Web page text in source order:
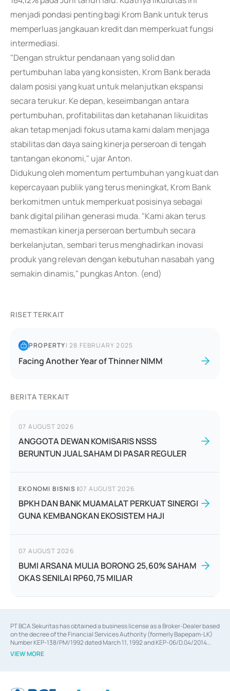
menjadi pondasi penting bagi Krom Bank untuk terus
memperluas jangkauan kredit dan memperkuat fungsi
intermediasi.
"Dengan struktur pendanaan yang solid dan
pertumbuhan laba yang konsisten, Krom Bank berada
dalam posisi yang kuat untuk melanjutkan ekspansi
secara terukur. Ke depan, keseimbangan antara
pertumbuhan, profitabilitas dan ketahanan likuiditas
akan tetap menjadi fokus utama kami dalam menjaga
stabilitas dan daya saing kinerja perseroan di tengah
tantangan ekonomi," ujar Anton.
Didukung oleh momentum pertumbuhan yang kuat dan
kepercayaan publik yang terus meningkat, Krom Bank
berkomitmen untuk memperkuat posisinya sebagai
bank digital pilihan generasi muda. "Kami akan terus
memastikan kinerja perseroan bertumbuh secara
berkelanjutan, sembari terus menghadirkan inovasi
produk yang relevan dengan kebutuhan nasabah yang
semakin dinamis," pungkas Anton. (end)
RISET TERKAIT
PROPERTY|28 FEBRUARY 2025
Facing Another Year of Thinner NIMM
BERITA TERKAIT
07 AUGUST 2026
ANGGOTA DEWAN KOMISARIS NSSS
BERUNTUN JUAL SAHAM DI PASAR REGULER
EKONOMI BISNIS |07 AUGUST 2026
BPKH DAN BANK MUAMALAT PERKUAT SINERGI
GUNA KEMBANGKAN EKOSISTEM HAJI
07 AUGUST 2026
BUMI ARSANA MULIA BORONG 25,60% SAHAM
OKAS SENILAI RP60,75 MILIAR
PT BCA Sekuritas has obtained a business license as a Broker-Dealer based
on the decree of the Financial Services Authority (formerly Bapepam-LK)
Number KEP-138/PM/1992 dated March 11, 1992 and KEP-06/D.04/2014
dated February 28, 2014, a business license as an Underwriter based on the
decree of the Financial Services Authority Number KEP-12/PM/PEE/1997
VIEW MORE